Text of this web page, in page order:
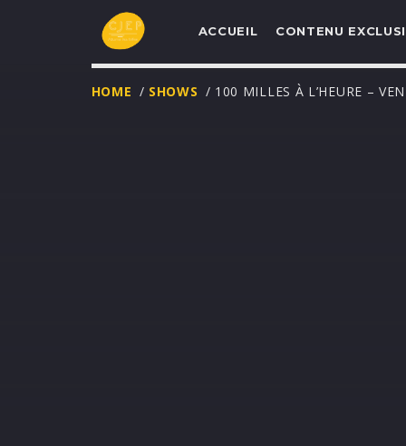
ACCUEIL CONTENU
HOME / SHOWS / 100 MILLES À L’HEURE –